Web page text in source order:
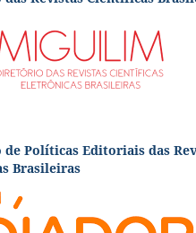
Políticas Editoriais das
Brasileiras